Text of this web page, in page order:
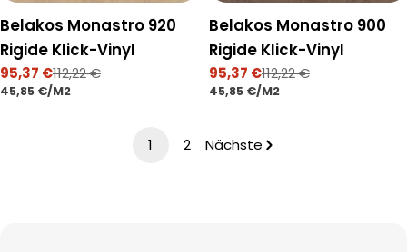
Belakos Monastro 920
Rigide Klick-Vinyl
Verkaufspreis
95,37 €
Regulärer
Preis
112,22 €
STÜCKPREIS
45,85 €/PRO
M2
Belakos Monastro 900
Rigide Klick-Vinyl
Verkaufspreis
95,37 €
Regulärer
Preis
112,22 €
STÜCKPREIS
45,85 €/PRO
M2
1 2 Nächste